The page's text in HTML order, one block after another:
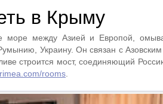
в Крыму
между Азией и Европой,
Украину. Он связан с
строится мост, соединяющий
rooms